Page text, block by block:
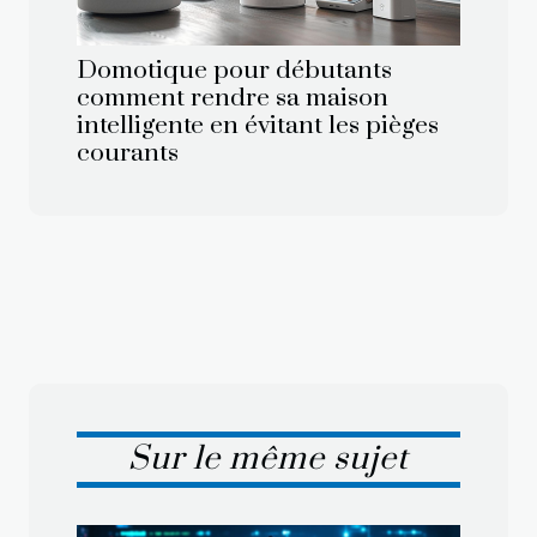
Domotique pour débutants
comment rendre sa maison
intelligente en évitant les pièges
courants
Sur le même sujet